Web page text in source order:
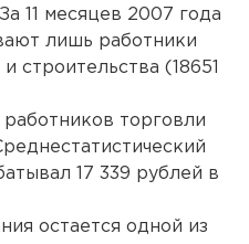
11 месяцев 2007 года
лишь работники
строительства (18651
торговли
17 339 рублей в
остается одной из